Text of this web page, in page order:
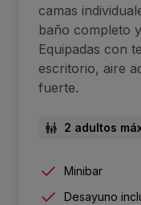
camas
baño completo
Equipadas con
escritorio, aire
fuerte.
2 adultos
Minibar
Desayuno